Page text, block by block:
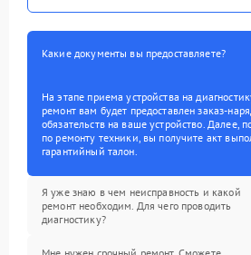
Какие документы вы предоставляете?
На этапе приема устройства на
ремонт вам будет предоставлен заказ-
обязательств на ваше устройство. Далее,
по ремонту техники, вы получите акт
гарантийный талон.
Я уже знаю в чем неисправность и какой
ремонт необходим. Для чего проводить
диагностику?